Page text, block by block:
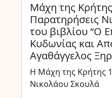
Μάχη της
Παρατηρήσεις
του βιβλίου “Ο
Κυδωνίας και
Αγαθάγγελος
Η Μάχη της Κρήτης
Νικολάου Σκουλά